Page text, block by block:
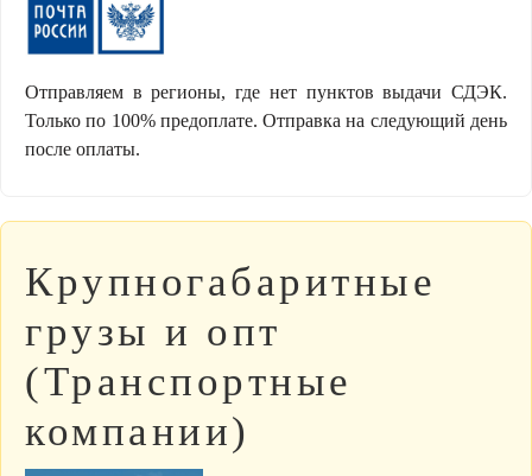
Отправляем в регионы, где нет пунктов выдачи СДЭК.
Только по 100% предоплате. Отправка на следующий день
после оплаты.
Крупногабаритные
грузы и опт
(Транспортные
компании)